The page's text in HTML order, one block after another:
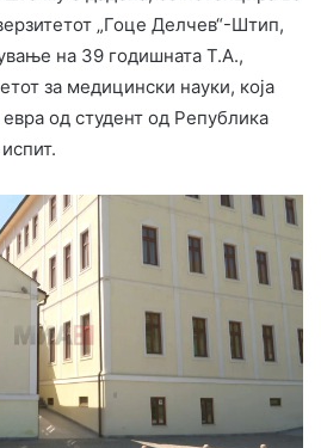
„Гоце Делчев“-Штип,
на 39 годишната Т.А.,
за медицински науки, која
од студент од Република